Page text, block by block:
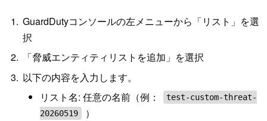
GuardDutyコンソールの左メニューから「リスト」を選
択
「脅威エンティティリストを追加」を選択
以下の内容を入力します。
リスト名: 任意の名前（例：
test-custom-threat-
20260519
）